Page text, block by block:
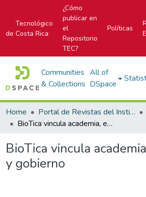
Tecnológico
de Costa Rica
¿Cómo
publicar en
el
Repositorio
TEC?
Políticas
Communities
& Collections
All of
DSpace
Home Portal de Revistas del Instituto Tecnológico de Costa Rica
BioTica vincula academia, empresa y gobierno
BioTica vincula
y gobierno